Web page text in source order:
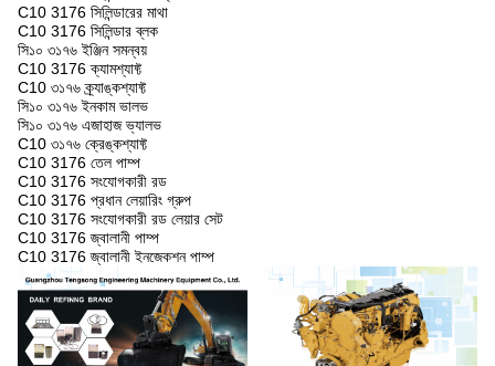
C10 3176 সিলিন্ডারের মাথা
C10 3176 সিলিন্ডার ব্লক
সি১০ ৩১৭৬ ইঞ্জিন সমন্বয়
C10 3176 ক্যামশ্যাফ্ট
C10 ৩১৭৬ ক্র্যাঙ্কশ্যাফ্ট
সি১০ ৩১৭৬ ইনকাম ভালভ
সি১০ ৩১৭৬ এজাহাজ ভ্যালভ
C10 ৩১৭৬ ক্রেঙ্কশ্যাফ্ট
C10 3176 তেল পাম্প
C10 3176 সংযোগকারী রড
C10 3176 প্রধান লেয়ারিং গ্রুপ
C10 3176 সংযোগকারী রড লেয়ার সেট
C10 3176 জ্বালানী পাম্প
C10 3176 জ্বালানী ইনজেকশন পাম্প